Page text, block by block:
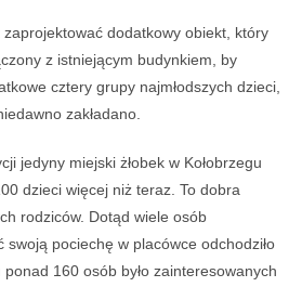
dodatkowy obiekt, który
z istniejącym budynkiem, by
cztery grupy najmłodszych dzieci,
zakładano.
jedyny miejski żłobek w Kołobrzegu
dzieci więcej niż teraz. To dobra
rodziców. Dotąd wiele osób
swoją pociechę w placówce odchodziło
160 osób było zainteresowanych